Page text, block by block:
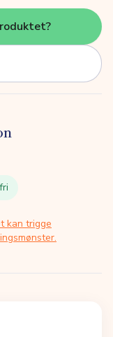
kan trigge